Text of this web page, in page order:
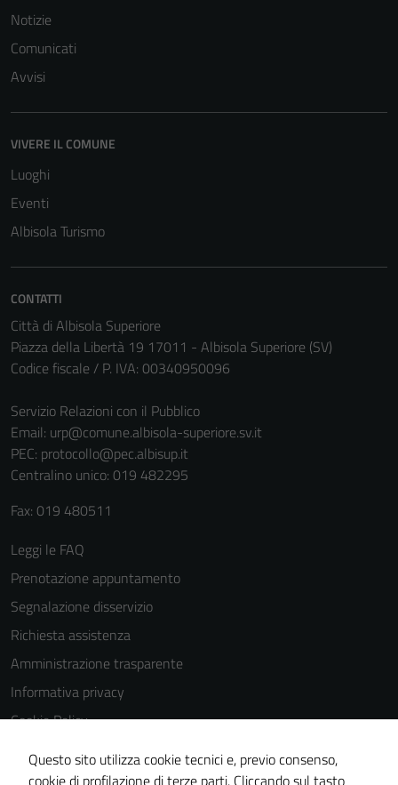
Notizie
Comunicati
Avvisi
VIVERE IL COMUNE
Luoghi
Eventi
Albisola Turismo
CONTATTI
Città di Albisola Superiore
Piazza della Libertà 19 17011 - Albisola Superiore (SV)
Codice fiscale / P. IVA: 00340950096
Servizio Relazioni con il Pubblico
Email: urp@comune.albisola-superiore.sv.it
PEC: protocollo@pec.albisup.it
Centralino unico: 019 482295
Fax: 019 480511
Leggi le FAQ
Prenotazione appuntamento
Segnalazione disservizio
Richiesta assistenza
Amministrazione trasparente
Informativa privacy
Cookie Policy
Note legali
Dichiarazione di accessibilità
Questo sito utilizza cookie tecnici e, previo consenso,
cookie di profilazione di terze parti. Cliccando sul tasto